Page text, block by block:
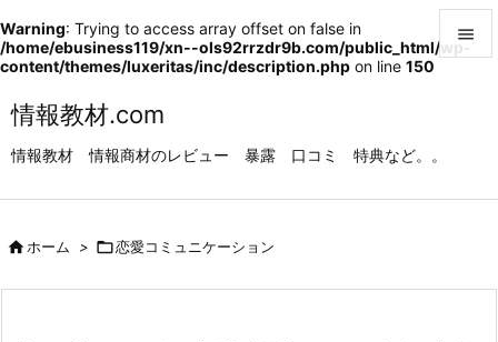
Warning: Trying to access array offset on false in
/home/ebusiness119/xn--ols92rrzdr9b.com/public_html/wp-
content/themes/luxeritas/inc/description.php on line 150
情報教材.com
情報教材 情報商材のレビュー 暴露 口コミ 特典など。。


ホーム > 恋愛コミュニケーション